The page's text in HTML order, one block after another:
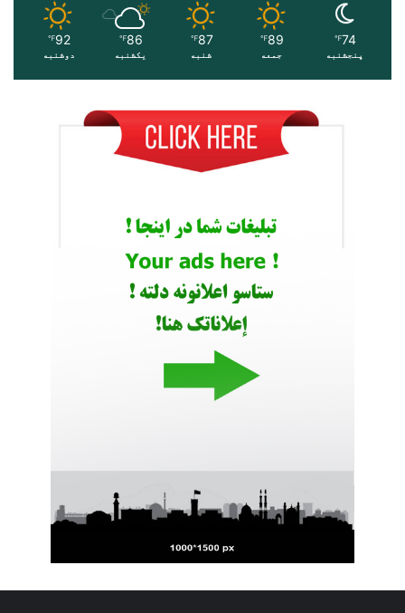
74
℉
پنجشنبه
89
℉
جمعه
87
℉
شنبه
86
℉
یکشنبه
92
℉
دوشنبه